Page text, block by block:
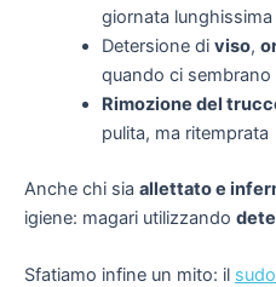
giornata lunghissima
Detersione di viso,
quando ci sembrano
Rimozione del
pulita, ma ritemprata
Anche chi sia allettato e
igiene: magari utilizzando
Sfatiamo infine un mito: il